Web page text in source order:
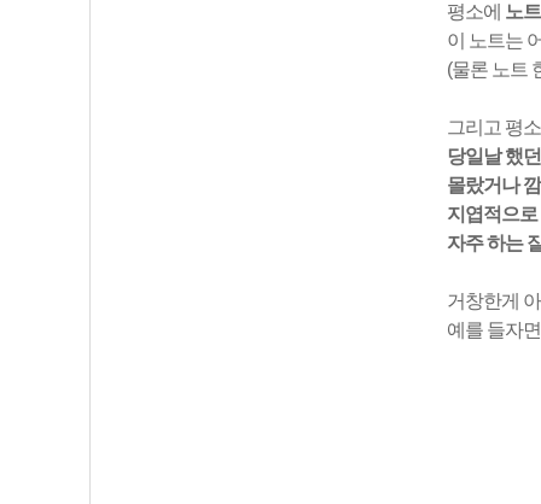
평소에 노
이 노트는
(물론 노트
그리고 평
당일날 했
몰랐거나
지엽적으
자주 하는
거창한게
예를 들자